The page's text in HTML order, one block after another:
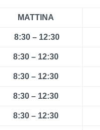
MATTINA
8:30 – 12:30
8:30 – 12:30
8:30 – 12:30
8:30 – 12:30
8:30 – 12:30